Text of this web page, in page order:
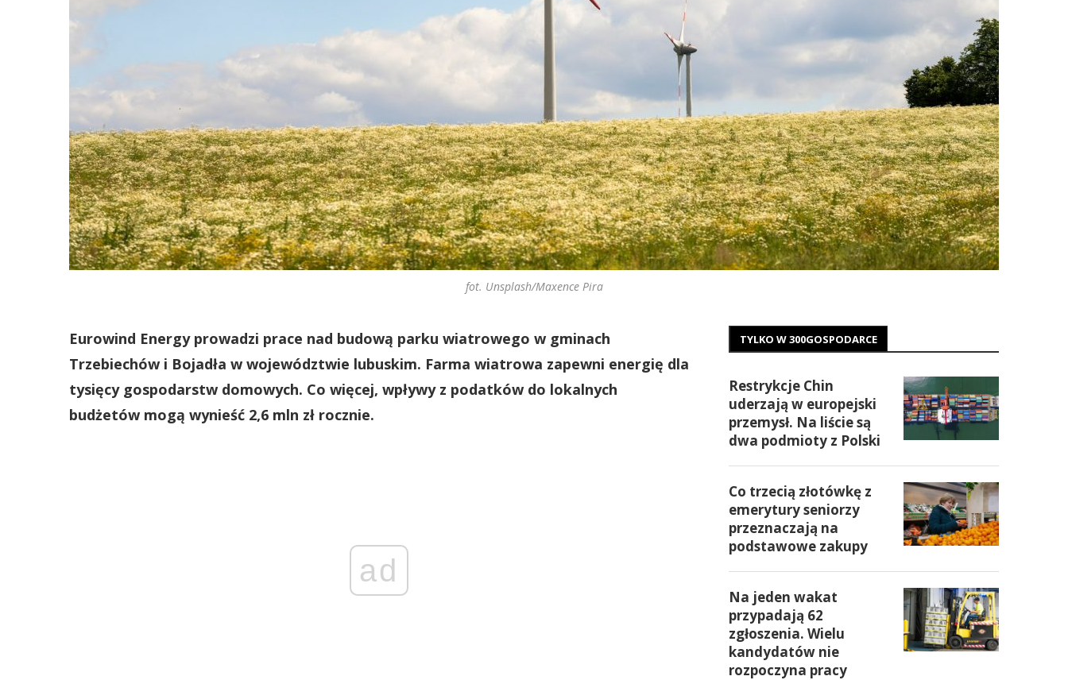
fot. Unsplash/Maxence Pira
Eurowind Energy prowadzi prace nad budową parku wiatrowego w gminach
Trzebiechów i Bojadła w województwie lubuskim. Farma wiatrowa zapewni energię dla
tysięcy gospodarstw domowych. Co więcej, wpływy z podatków do lokalnych
budżetów mogą wynieść 2,6 mln zł rocznie.
ad
TYLKO W 300GOSPODARCE
Restrykcje Chin
uderzają w europejski
przemysł. Na liście są
dwa podmioty z Polski
Co trzecią złotówkę z
emerytury seniorzy
przeznaczają na
podstawowe zakupy
Na jeden wakat
przypadają 62
zgłoszenia. Wielu
kandydatów nie
rozpoczyna pracy